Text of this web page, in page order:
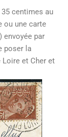
centimes au
ou une carte
par
poser la
Loire et Cher et